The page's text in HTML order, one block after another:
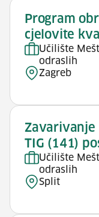
Program
cjelovite
Učilište
odraslih
Zagreb
Zavarivanje
TIG (141)
Učilište
odraslih
Split